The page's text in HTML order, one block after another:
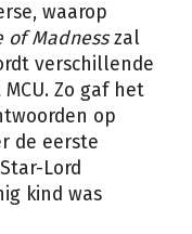
waarop
of Madnesszal
verschillende
Zo gaf het
op
de eerste
Lord
kind was